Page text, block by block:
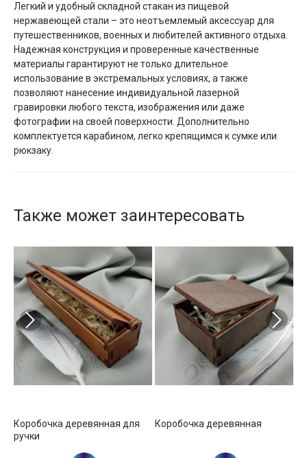
Легкий и удобный складной стакан из пищевой
нержавеющей стали – это неотъемлемый аксессуар для
путешественников, военных и любителей активного отдыха.
Надежная конструкция и проверенные качественные
материалы гарантируют не только длительное
использование в экстремальных условиях, а также
позволяют нанесение индивидуальной лазерной
гравировки любого текста, изображения или даже
фотографии на своей поверхности. Дополнительно
комплектуется карабином, легко крепящимся к сумке или
рюкзаку.
Также может заинтересовать
Коробочка деревянная для
ручки
Коробочка деревянная